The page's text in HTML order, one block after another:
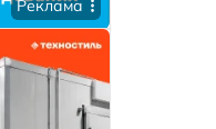
Реклама